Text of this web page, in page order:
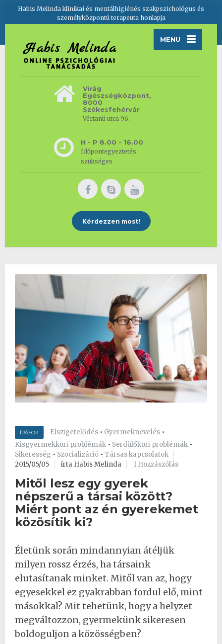
Habis Melinda klinikai és mentálhigiénés szakpszichológus és
személyközpontú terapeuta honlapja
MENU
Virág
Egészségközpont,
8000
Székesfehérvár
Vértanú utca 96.
H - P 8.00 - 16.00
Időpontegyeztetés
szükséges
Kérdezzen most!
ÍRÁSOK Elszigetelődés • Gyermeknevelés •
Kisgyermekkori problémák • Serdülőkori problémák •
Sikeresség • Szocializáció • Társas kapcsolatok
2015/05/05
írta Habis Melinda 1 Hozzászólás
Mitől lesz egy gyerek
népszerű a társai között?
Miért pont az én gyerekemet
közösítik ki?
Életünk során mindannyian átéljük
milyen rossz érzés, ha társaink
elutasítanak minket. Mitől van az, hogy
egyesekkel ez gyakrabban fordul elő, mint
másokkal? Mit tehetünk, hogy a helyzet
megváltozzon, gyermekünk sikeresen
boldoguljon a közösségben?